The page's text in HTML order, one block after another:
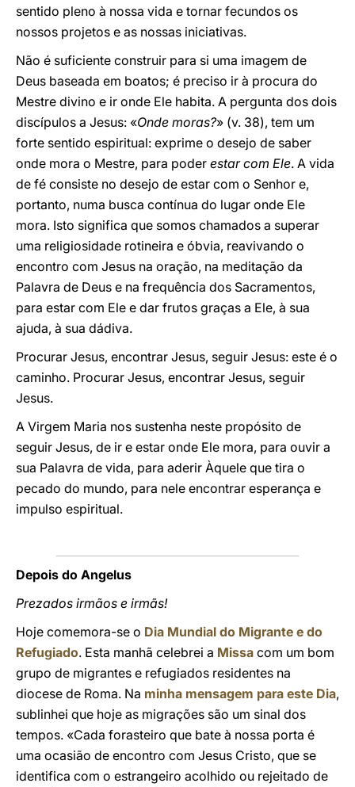
sentido pleno à nossa vida e tornar fecundos os
nossos projetos e as nossas iniciativas.
Não é suficiente construir para si uma imagem de
Deus baseada em boatos; é preciso ir à procura do
Mestre divino e ir onde Ele habita. A pergunta dos dois
discípulos a Jesus: «Onde moras?» (v. 38), tem um
forte sentido espiritual: exprime o desejo de saber
onde mora o Mestre, para poder estar com Ele. A vida
de fé consiste no desejo de estar com o Senhor e,
portanto, numa busca contínua do lugar onde Ele
mora. Isto significa que somos chamados a superar
uma religiosidade rotineira e óbvia, reavivando o
encontro com Jesus na oração, na meditação da
Palavra de Deus e na frequência dos Sacramentos,
para estar com Ele e dar frutos graças a Ele, à sua
ajuda, à sua dádiva.
Procurar Jesus, encontrar Jesus, seguir Jesus: este é o
caminho. Procurar Jesus, encontrar Jesus, seguir
Jesus.
A Virgem Maria nos sustenha neste propósito de
seguir Jesus, de ir e estar onde Ele mora, para ouvir a
sua Palavra de vida, para aderir Àquele que tira o
pecado do mundo, para nele encontrar esperança e
impulso espiritual.
Depois do Angelus
Prezados irmãos e irmãs!
Hoje comemora-se o Dia Mundial do Migrante e do
Refugiado. Esta manhã celebrei a Missa com um bom
grupo de migrantes e refugiados residentes na
diocese de Roma. Na minha mensagem para este Dia,
sublinhei que hoje as migrações são um sinal dos
tempos. «Cada forasteiro que bate à nossa porta é
uma ocasião de encontro com Jesus Cristo, que se
identifica com o estrangeiro acolhido ou rejeitado de